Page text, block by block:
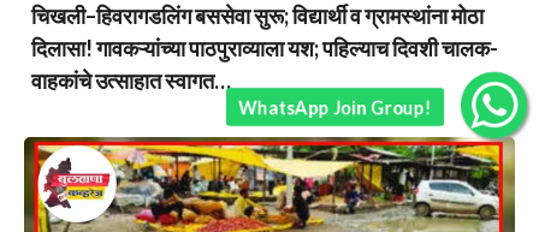
चिखली–हिवरागडलिंग बससेवा सुरू; विद्यार्थी व ग्रामस्थांना मोठा
दिलासा! गावकऱ्यांच्या पाठपुराव्याला यश; पहिल्याच दिवशी चालक-
वाहकांचे उत्साहात स्वागत…
WhatsApp Join Group!